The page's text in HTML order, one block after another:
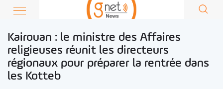
Kairouan : le ministre des Affaires
religieuses réunit les directeurs
régionaux pour préparer la rentrée dans
les Kotteb